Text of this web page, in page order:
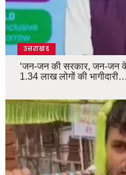
उत्तराखंड
‘जन-जन की सरकार, जन-जन के
1.34 लाख लोगों की भागीदारी…